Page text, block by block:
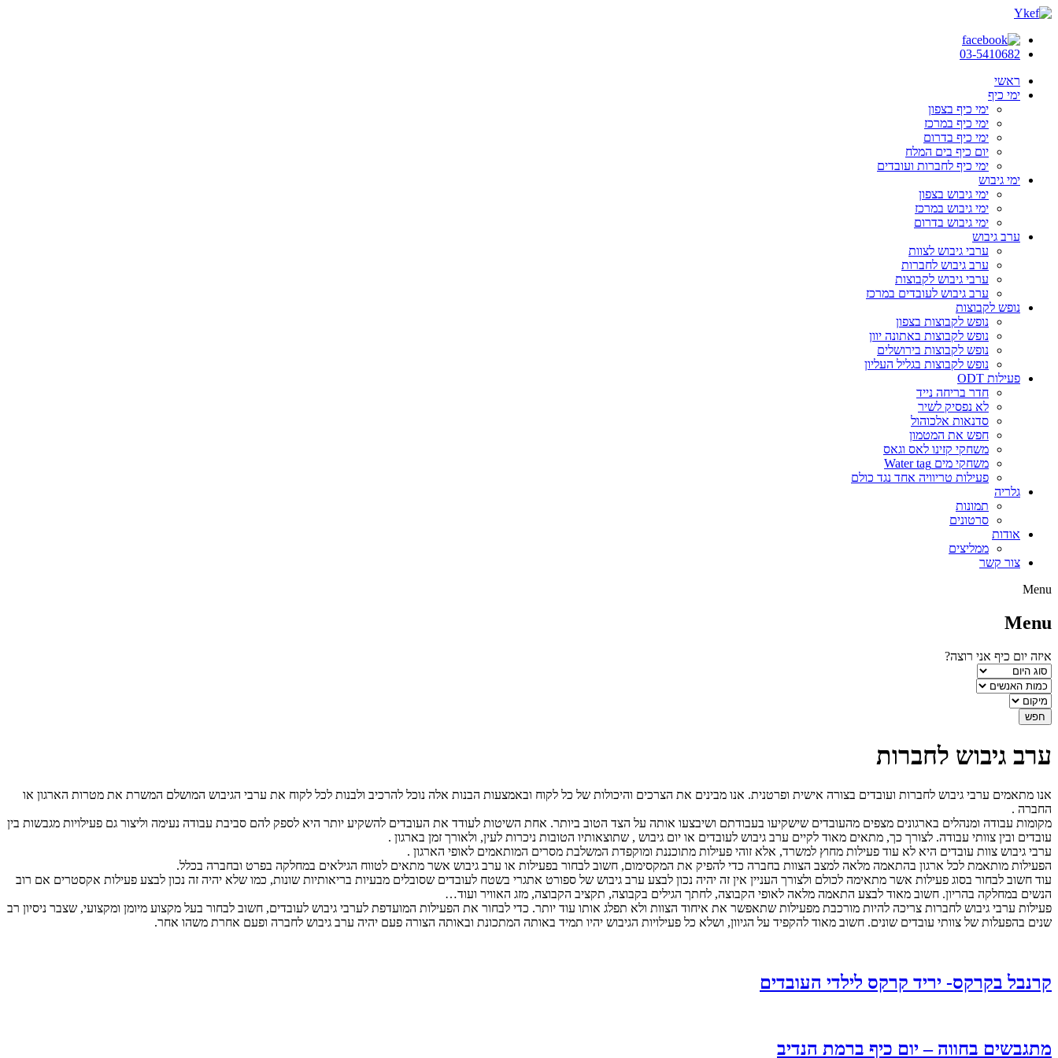
03-5410682
ראשי
ימי כיף
ימי כיף בצפון
ימי כיף במרכז
ימי כיף בדרום
יום כיף בים המלח
ימי כיף לחברות ועובדים
ימי גיבוש
ימי גיבוש בצפון
ימי גיבוש במרכז
ימי גיבוש בדרום
ערב גיבוש
ערבי גיבוש לצוות
ערב גיבוש לחברות
ערבי גיבוש לקבוצות
ערב גיבוש לעובדים במרכז
נופש לקבוצות
נופש לקבוצות בצפון
נופש לקבוצות באתונה יוון
נופש לקבוצות בירושלים
נופש לקבוצות בגליל העליון
פעילות ODT
חדר בריחה נייד
לא נפסיק לשיר
סדנאות אלכוהול
חפש את המטמון
משחקי קזינו לאס וגאס
משחקי מים Water tag
פעילות טריוויה אחד נגד כולם
גלריה
תמונות
סרטונים
אודות
ממליצים
צור קשר
Menu
Menu
איזה יום כיף אני רוצה?
ערב גיבוש לחברות
אנו מתאמים ערבי גיבוש לחברות ועובדים בצורה אישית ופרטנית. אנו מבינים את הצרכים והיכולות של כל לקוח ובאמצעות הבנות אלה נוכל להרכיב ולבנות לכל לקוח את ערבי הגיבוש המושלם המשרת את מטרות הארגון או
החברה .
מקומות עבודה ומנהלים בארגונים מצפים מהעובדים שישקיעו בעבודתם ושיבצעו אותה על הצד הטוב ביותר. אחת השיטות לעודד את העובדים להשקיע יותר היא לספק להם סביבת עבודה נעימה וליצור גם פעילויות מגבשות בין
עובדים ובין צוותי עבודה. לצורך כך, מתאים מאוד לקיים ערב גיבוש לעובדים או יום גיבוש , שתוצאותיו הטובות ניכרות לעין, ולאורך זמן בארגון .
ערבי גיבוש צוות עובדים היא לא עוד פעילות מחוץ למשרד, אלא זוהי פעילות מתוכננת ומוקפדת המשלבת מסרים המותאמים לאופי הארגון .
הפעילות מותאמת לכל ארגון בהתאמה מלאה למצב הצוות בחברה כדי להפיק את המקסימום, חשוב לבחור בפעילות או ערב גיבוש אשר מתאים לטווח הגילאים במחלקה בפרט ובחברה בכלל.
עוד חשוב לבחור בסוג פעילות אשר מתאימה לכולם ולצורך העניין אין זה יהיה נכון לבצע ערב גיבוש של ספורט אתגרי בשטח לעובדים שסובלים מבעיות בריאותיות שונות, כמו שלא יהיה זה נכון לבצע פעילות אקסטרים אם רוב
הנשים במחלקה בהריון. חשוב מאוד לבצע התאמה מלאה לאופי הקבוצה, לחתך הגילים בקבוצה, תקציב הקבוצה, מזג האוויר ועוד…
פעילות ערבי גיבוש לחברות צריכה להיות מורכבת מפעילות שתאפשר את איחוד הצוות ולא תפלג אותו עוד יותר. כדי לבחור את הפעילות המועדפת לערבי גיבוש לעובדים, חשוב לבחור בעל מקצוע מיומן ומקצועי, שצבר ניסיון רב
שנים בהפעלות של צוותי עובדים שונים. חשוב מאוד להקפיד על הגיוון, ושלא כל פעילויות הגיבוש יהיו תמיד באותה המתכונת ובאותה הצורה פעם יהיה ערב גיבוש לחברה ופעם אחרת משהו אחר.
קרנבל בקרקס- יריד קרקס לילדי העובדים
מתגבשים בחווה – יום כיף ברמת הנדיב